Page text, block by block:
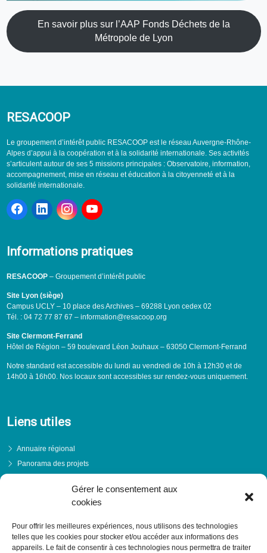
Gérer le consentement aux
cookies
Pour offrir les meilleures expériences, nous utilisons des technologies
telles que les cookies pour stocker et/ou accéder aux informations des
appareils. Le fait de consentir à ces technologies nous permettra de traiter
En savoir plus sur l’AAP Fonds Déchets de la
Métropole de Lyon
RESACOOP
Le groupement d’intérêt public RESACOOP est le réseau Auvergne-Rhône-
Alpes d’appui à la coopération et à la solidarité internationale. Ses activités
s’articulent autour de ses 5 missions principales : Observatoire, information,
accompagnement, mise en réseau et éducation à la citoyenneté et à la
solidarité internationale.
Informations pratiques
RESACOOP– Groupement d’intérêt public
Site Lyon (siège)
Campus UCLY – 10 place des Archives – 69288 Lyon cedex 02
Tél. : 04 72 77 87 67 – information@resacoop.org
Site Clermont-Ferrand
Hôtel de Région – 59 boulevard Léon Jouhaux – 63050 Clermont-Ferrand
Notre standard est accessible du lundi au vendredi de 10h à 12h30 et de
14h00 à 16h00. Nos locaux sont accessibles sur rendez-vous uniquement.
Liens utiles
Annuaire régional
Panorama des projets